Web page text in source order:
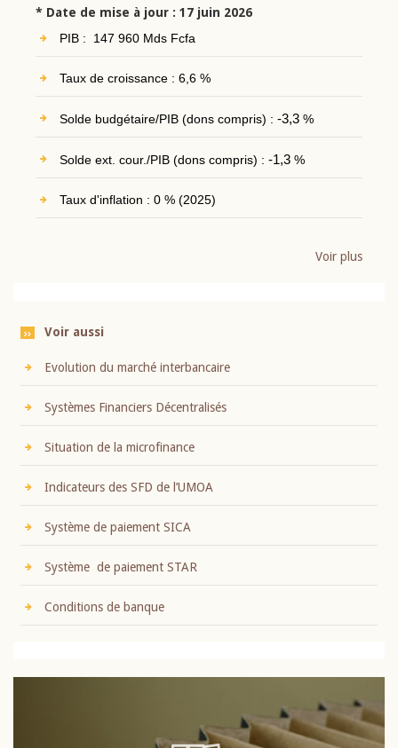
* Date de mise à jour : 17 juin 2026
PIB : 147 960 Mds Fcfa
Taux de croissance : 6,6 %
Solde budgétaire/PIB (dons compris) : -3,3%
Solde ext. cour./PIB (dons compris) : -1,3%
Taux d'inflation : 0 % (2025)
Voir plus
Voir aussi
Evolution du marché interbancaire
Systèmes Financiers Décentralisés
Situation de la microfinance
Indicateurs des SFD de l’UMOA
Système de paiement SICA
Système de paiement STAR
Conditions de banque